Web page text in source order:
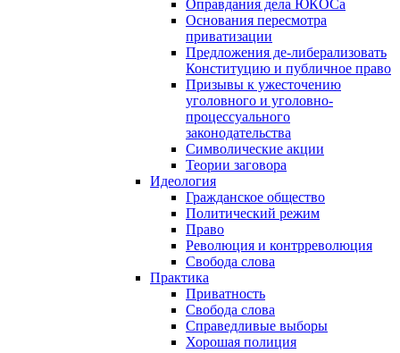
Оправдания дела ЮКОСа
Основания пересмотра
приватизации
Предложения де-либерализовать
Конституцию и публичное право
Призывы к ужесточению
уголовного и уголовно-
процессуального
законодательства
Символические акции
Теории заговора
Идеология
Гражданское общество
Политический режим
Право
Революция и контрреволюция
Свобода слова
Практика
Приватность
Свобода слова
Справедливые выборы
Хорошая полиция